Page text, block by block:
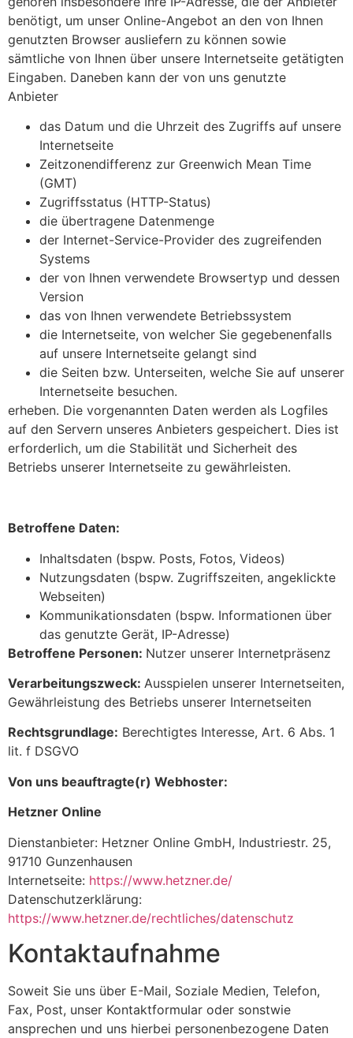
benötigt, um unser Online-Angebot an den von Ihnen
genutzten Browser ausliefern zu können sowie
sämtliche von Ihnen über unsere Internetseite getätigten
Eingaben. Daneben kann der von uns genutzte
Anbieter
das Datum und die Uhrzeit des Zugriffs auf unsere
Internetseite
Zeitzonendifferenz zur Greenwich Mean Time
(GMT)
Zugriffsstatus (HTTP-Status)
die übertragene Datenmenge
der Internet-Service-Provider des zugreifenden
Systems
der von Ihnen verwendete Browsertyp und dessen
Version
das von Ihnen verwendete Betriebssystem
die Internetseite, von welcher Sie gegebenenfalls
auf unsere Internetseite gelangt sind
die Seiten bzw. Unterseiten, welche Sie auf unserer
Internetseite besuchen.
erheben. Die vorgenannten Daten werden als Logfiles
auf den Servern unseres Anbieters gespeichert. Dies ist
erforderlich, um die Stabilität und Sicherheit des
Betriebs unserer Internetseite zu gewährleisten.
Betroffene Daten:
Inhaltsdaten (bspw. Posts, Fotos, Videos)
Nutzungsdaten (bspw. Zugriffszeiten, angeklickte
Webseiten)
Kommunikationsdaten (bspw. Informationen über
das genutzte Gerät, IP-Adresse)
Betroffene Personen: Nutzer unserer Internetpräsenz
Verarbeitungszweck: Ausspielen unserer Internetseiten,
Gewährleistung des Betriebs unserer Internetseiten
Rechtsgrundlage: Berechtigtes Interesse, Art. 6 Abs. 1
lit. f DSGVO
Von uns beauftragte(r) Webhoster:
Hetzner Online
Dienstanbieter: Hetzner Online GmbH, Industriestr. 25,
91710 Gunzenhausen
Internetseite: https://www.hetzner.de/
Datenschutzerklärung:
https://www.hetzner.de/rechtliches/datenschutz
Kontaktaufnahme
Soweit Sie uns über E-Mail, Soziale Medien, Telefon,
Fax, Post, unser Kontaktformular oder sonstwie
ansprechen und uns hierbei personenbezogene Daten